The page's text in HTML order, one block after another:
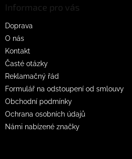
Informace pro vás
Doprava
O nás
Kontakt
Časté otázky
Reklamačný řád
Formulář na odstoupení od smlouvy
Obchodní podmínky
Ochrana osobních údajů
Námi nabízené značky